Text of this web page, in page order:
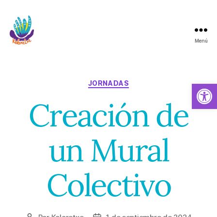
Abrir barra de herramientas
Menú
Categorías
JORNADAS
Creación de
un Mural
Colectivo